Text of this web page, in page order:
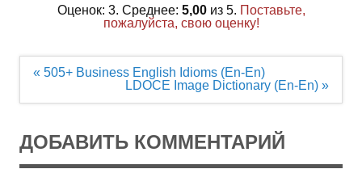
Оценок: 3. Среднее: 5,00из 5. Поставьте,
пожалуйста, свою оценку!
Навигация
« 505+ Business English Idioms (En-En)
LDOCE Image Dictionary (En-En) »
ДОБАВИТЬ КОММЕНТАРИЙ